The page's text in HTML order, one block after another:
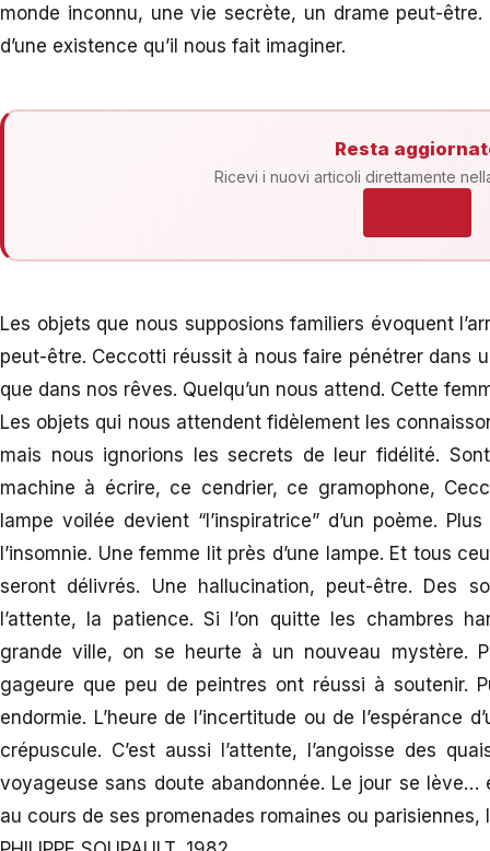
monde inconnu, une vie secrète, un drame peut-
d’une existence qu’il nous fait imaginer.
Resta
Ricevi i nuovi articoli direttamente
Les objets que nous supposions familiers évoquent
peut-être. Ceccotti réussit à nous faire pénétrer dans
que dans nos rêves. Quelqu’un nous attend. Cette
Les objets qui nous attendent fidèlement les
mais nous ignorions les secrets de leur fidélité.
machine à écrire, ce cendrier, ce gramophone,
lampe voilée devient “l’inspiratrice” d’un poème.
l’insomnie. Une femme lit près d’une lampe. Et tous
seront délivrés. Une hallucination, peut-être. Des
l’attente, la patience. Si l’on quitte les chambres
grande ville, on se heurte à un nouveau mystère.
gageure que peu de peintres ont réussi à soutenir.
endormie. L’heure de l’incertitude ou de l’espérance
crépuscule. C’est aussi l’attente, l’angoisse des
voyageuse sans doute abandonnée. Le jour se
au cours de ses promenades romaines ou parisiennes,